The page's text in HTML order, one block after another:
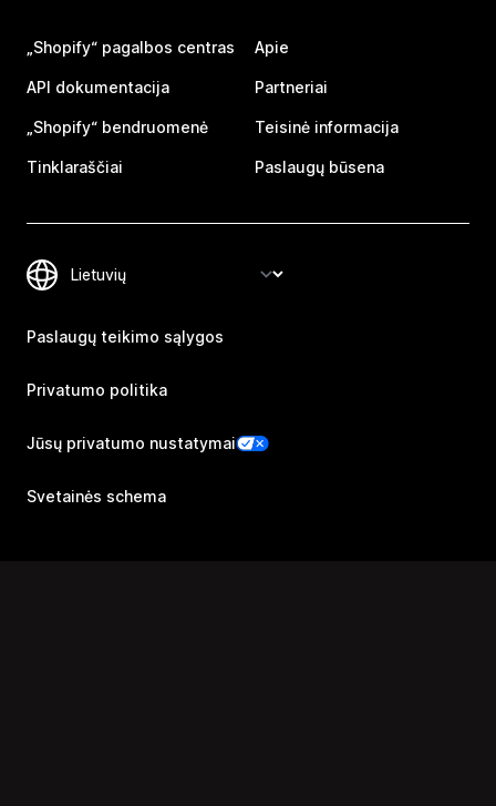
„Shopify“ pagalbos centras
API dokumentacija
„Shopify“ bendruomenė
Tinklaraščiai
Apie
Partneriai
Teisinė informacija
Paslaugų būsena
Paslaugų teikimo sąlygos
Privatumo politika
Jūsų privatumo nustatymai
Svetainės schema